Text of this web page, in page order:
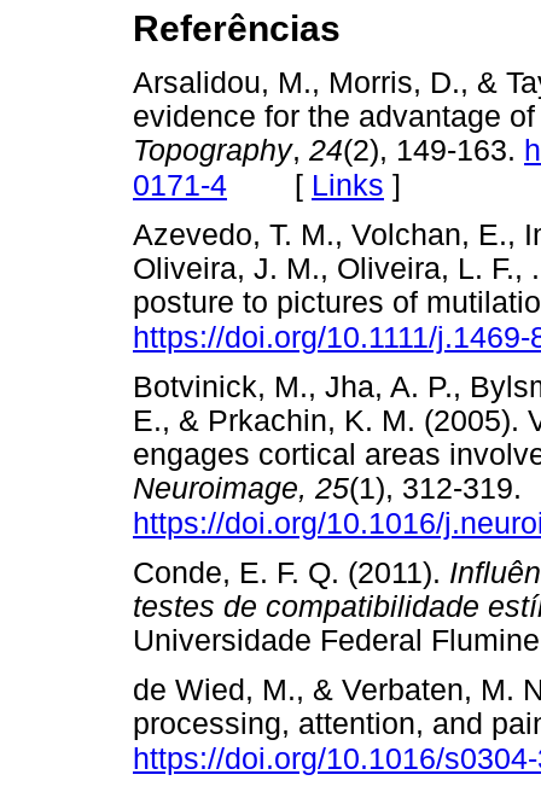
Referências
Arsalidou, M., Morris, D., &
evidence for the advantage
Topography, 24(2), 149-163.
0171-4 [ Links ]
Azevedo, T. M., Volchan, E.,
Oliveira, J. M., Oliveira, L. F.,
posture to pictures of
https://doi.org/10.1111/
Botvinick, M., Jha, A. P.,
E., & Prkachin, K. M. (2005).
engages cortical areas
Neuroimage, 25(1), 312-319.
https://doi.org/10.1016/
Conde, E. F. Q. (2011).
testes de compatibilidade
Universidade Federal
de Wied, M., & Verbaten, M.
processing, attention, and
https://doi.org/10.1016/